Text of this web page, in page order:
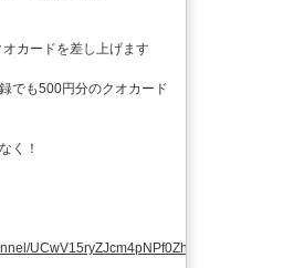
カードを差し上げます
でも500円分のクオカード
く！
UCwV15ryZJcm4pNPf0ZhXu9g